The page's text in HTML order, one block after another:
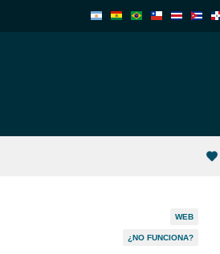
WEB
¿NO FUNCIONA?